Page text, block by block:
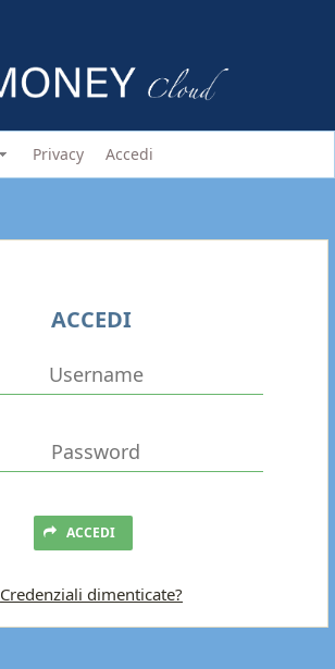
Privacy Accedi
ACCEDI
ACCEDI
Credenziali dimenticate?